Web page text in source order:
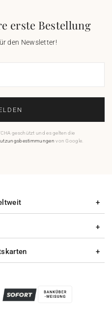
erste Bestellung
den Newsletter!
geschützt und es gelten die
von Google.